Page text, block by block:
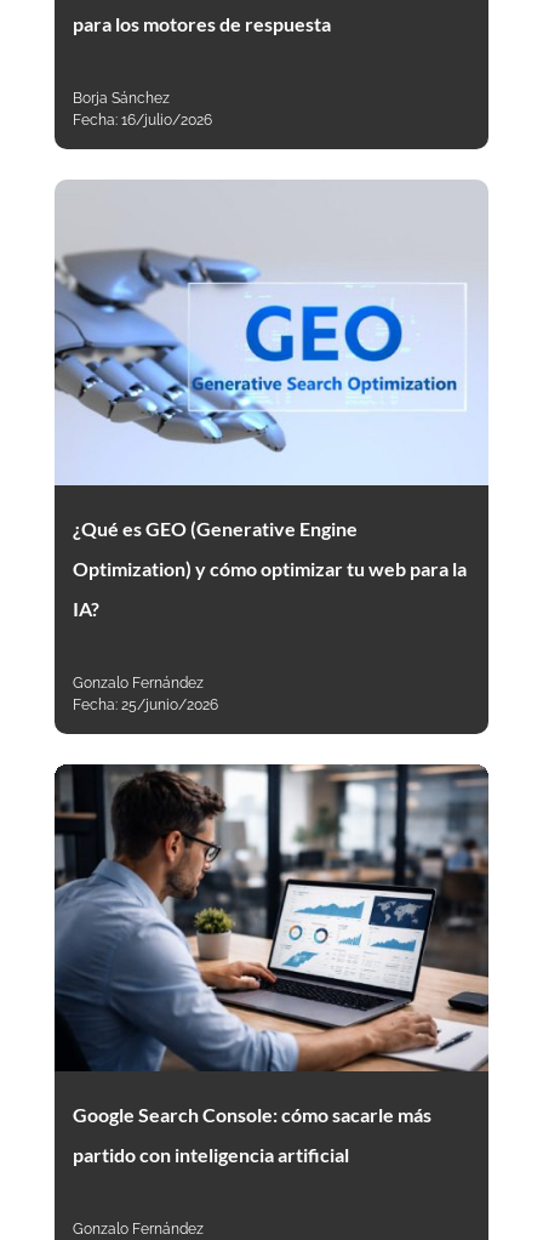
para los motores de respuesta
Borja Sánchez
Fecha: 16/julio/2026
¿Qué es GEO (Generative Engine
Optimization) y cómo optimizar tu web para la
IA?
Gonzalo Fernández
Fecha: 25/junio/2026
Google Search Console: cómo sacarle más
partido con inteligencia artificial
Gonzalo Fernández